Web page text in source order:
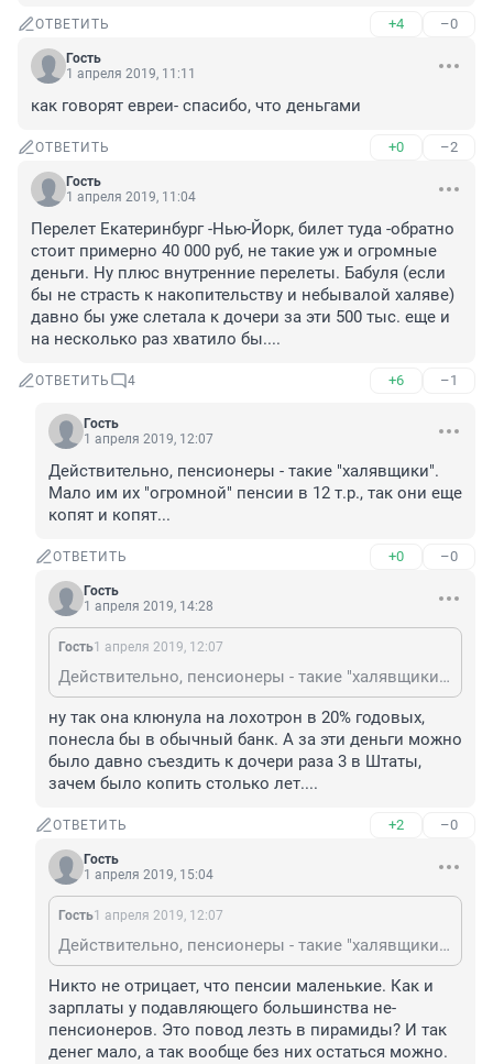
ОТВЕТИТЬ +4 –0
Гость
1 апреля 2019, 11:11
как говорят евреи- спасибо, что деньгами
ОТВЕТИТЬ +0 –2
Гость
1 апреля 2019, 11:04
Перелет Екатеринбург -Нью-Йорк, билет туда -обратно
стоит примерно 40 000 руб, не такие уж и огромные
деньги. Ну плюс внутренние перелеты. Бабуля (если
бы не страсть к накопительству и небывалой халяве)
давно бы уже слетала к дочери за эти 500 тыс. еще и
на несколько раз хватило бы....
ОТВЕТИТЬ 4 +6 –1
Гость
1 апреля 2019, 12:07
Действительно, пенсионеры - такие "халявщики".
Мало им их "огромной" пенсии в 12 т.р., так они еще
копят и копят...
ОТВЕТИТЬ +0 –0
Гость
1 апреля 2019, 14:28
Гость1 апреля 2019, 12:07
Действительно, пенсионеры - такие "халявщики". Мало им их "огромной" пенсии в 12 т.р., так они еще копят и копят...
ну так она клюнула на лохотрон в 20% годовых,
понесла бы в обычный банк. А за эти деньги можно
было давно съездить к дочери раза 3 в Штаты,
зачем было копить столько лет....
ОТВЕТИТЬ +2 –0
Гость
1 апреля 2019, 15:04
Гость1 апреля 2019, 12:07
Действительно, пенсионеры - такие "халявщики". Мало им их "огромной" пенсии в 12 т.р., так они еще копят и копят...
Никто не отрицает, что пенсии маленькие. Как и
зарплаты у подавляющего большинства не-
пенсионеров. Это повод лезть в пирамиды? И так
денег мало, а так вообще без них остаться можно.